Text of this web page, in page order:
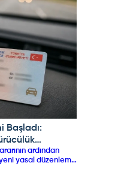
ve sürücüleri mağdur
Başladı:
ardından
yeni yasal düzenleme
adaylarını